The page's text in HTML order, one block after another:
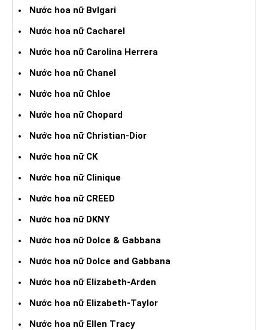
Nước hoa nữ Bvlgari
Nước hoa nữ Cacharel
Nước hoa nữ Carolina Herrera
Nước hoa nữ Chanel
Nước hoa nữ Chloe
Nước hoa nữ Chopard
Nước hoa nữ Christian-Dior
Nước hoa nữ CK
Nước hoa nữ Clinique
Nước hoa nữ CREED
Nước hoa nữ DKNY
Nước hoa nữ Dolce & Gabbana
Nước hoa nữ Dolce and Gabbana
Nước hoa nữ Elizabeth-Arden
Nước hoa nữ Elizabeth-Taylor
Nước hoa nữ Ellen Tracy